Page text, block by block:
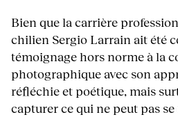
Bien que la carrière
chilien Sergio Larrain ait été
témoignage hors norme à la
photographique avec son
réfléchie et poétique, mais
capturer ce qui ne peut pas